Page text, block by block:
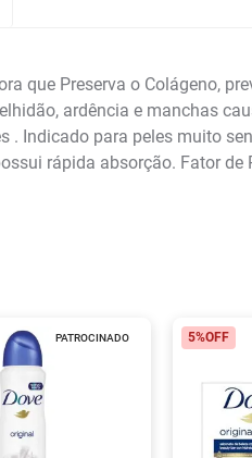
que Preserva o Colágeno,
ardência e manchas
Indicado para peles muito
rápida absorção. Fator
PATROCINADO 5%OFF